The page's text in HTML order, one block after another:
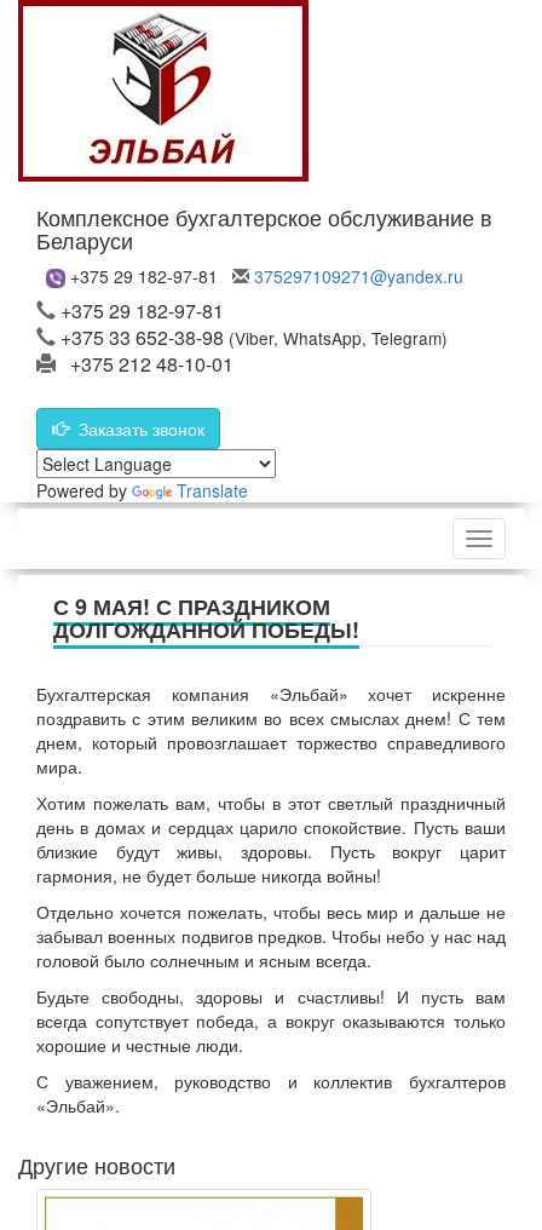
Комплексное бухгалтерское обслуживание в
Беларуси
+375 29 182-97-81 375297109271@yandex.ru
+375 29 182-97-81
+375 33 652-38-98 (Viber, WhatsApp, Telegram)
+375 212 48-10-01
Заказать звонок
Powered by Translate
Меню
С 9 МАЯ! С ПРАЗДНИКОМ
ДОЛГОЖДАННОЙ ПОБЕДЫ!
Бухгалтерская компания «Эльбай» хочет искренне
поздравить с этим великим во всех смыслах днем! С тем
днем, который провозглашает торжество справедливого
мира.
Хотим пожелать вам, чтобы в этот светлый праздничный
день в домах и сердцах царило спокойствие. Пусть ваши
близкие будут живы, здоровы. Пусть вокруг царит
гармония, не будет больше никогда войны!
Отдельно хочется пожелать, чтобы весь мир и дальше не
забывал военных подвигов предков. Чтобы небо у нас над
головой было солнечным и ясным всегда.
Будьте свободны, здоровы и счастливы! И пусть вам
всегда сопутствует победа, а вокруг оказываются только
хорошие и честные люди.
С уважением, руководство и коллектив бухгалтеров
«Эльбай».
Другие новости